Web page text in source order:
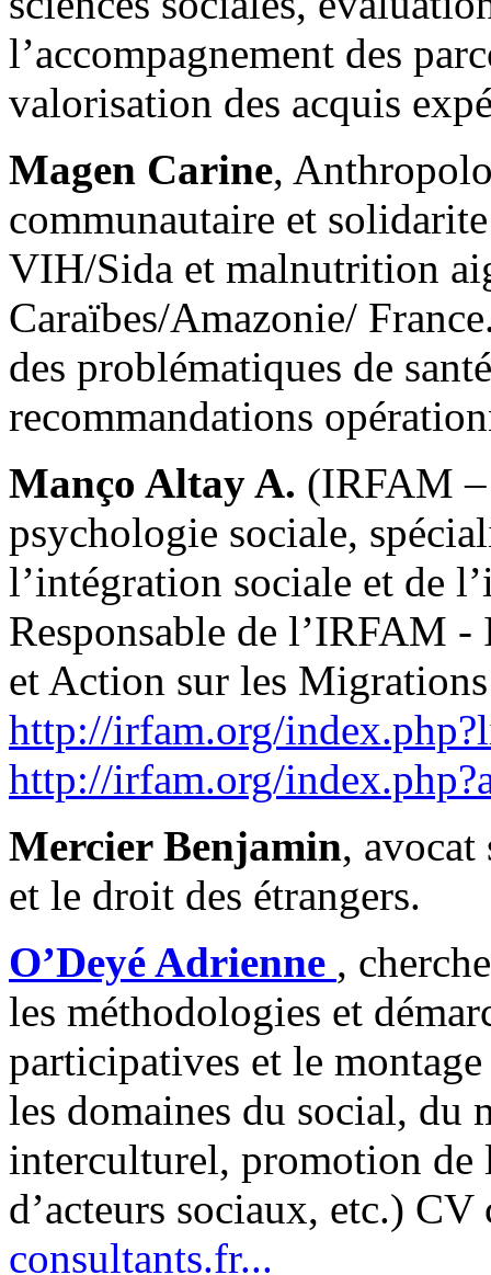
l’accompagnement des
valorisation des acquis
Magen Carine,
communautaire et
VIH/Sida et malnutrition
Caraïbes/Amazonie/
des problématiques de
recommandations
Manço Altay A. (IRFAM
psychologie sociale,
l’intégration sociale et de
Responsable de l’IRFAM
et Action sur les Migrations
http://irfam.org/
http://irfam.org/
Mercier Benjamin,
et le droit des étrangers.
O’Deyé Adrienne ,
les méthodologies et
participatives et le
les domaines du social, du
interculturel, promotion de
d’acteurs sociaux, etc.)
consultants.fr...